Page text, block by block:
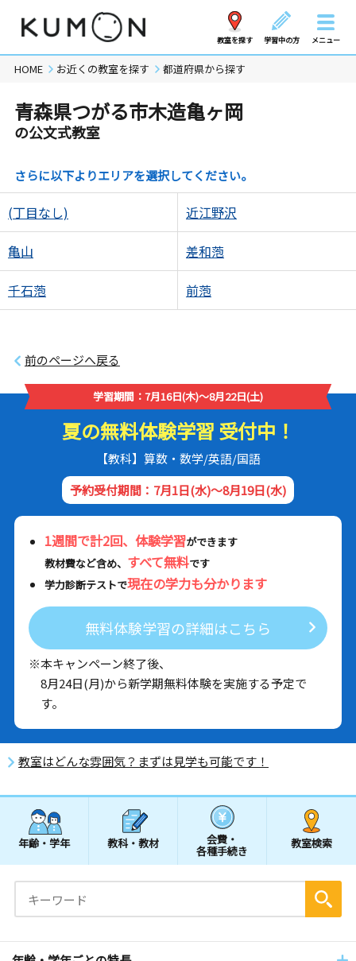
教室を探す 学習中の方 メニュー
HOME お近くの教室を探す 都道府県から探す
青森県つがる市木造亀ヶ岡
の公文式教室
さらに以下よりエリアを選択してください。
(丁目なし) 近江野沢
亀山 差和萢
千石萢 前萢
前のページへ戻る
学習期間：7月16日(木)～8月22日(土)
夏の無料体験学習 受付中！
【教科】算数・数学/英語/国語
予約受付期間：7月1日(水)～8月19日(水)
1週間で計2回、体験学習ができます
教材費など含め、 すべて無料です
学力診断テストで現在の学力も分かります
無料体験学習の詳細はこちら
※本キャンペーン終了後、
8月24日(月)から新学期無料体験を実施する予定で
す。
教室はどんな雰囲気？まずは見学も可能です！
年齢・学年 教科・教材 会費・
各種手続き
教室検索